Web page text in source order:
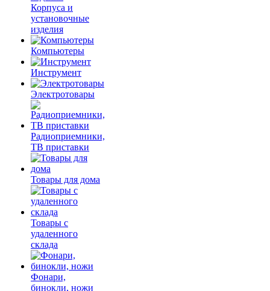
Корпуса и
установочные
изделия
Компьютеры
Инструмент
Электротовары
Радиоприемники,
ТВ приставки
Товары для дома
Товары с
удаленного
склада
Фонари,
бинокли, ножи